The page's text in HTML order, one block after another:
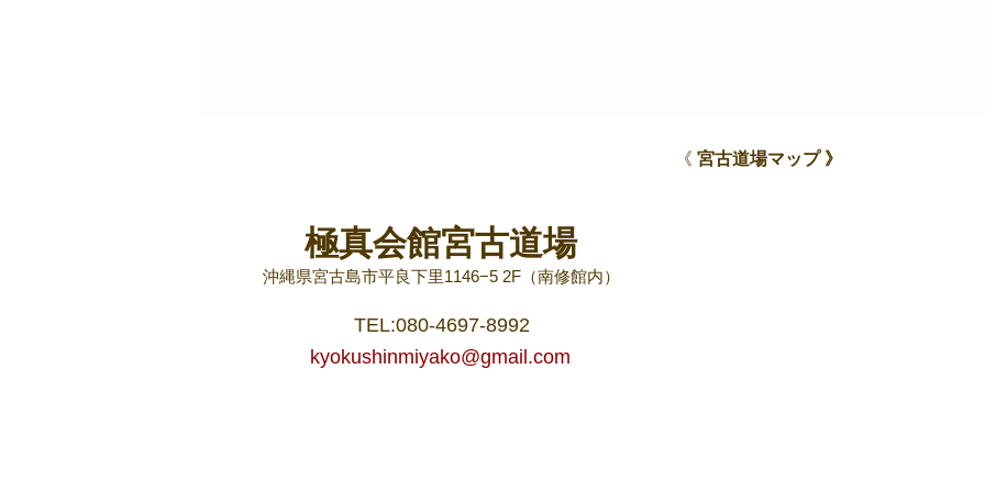
全日本「型」選抜試合
《 宮古道場マップ 》
極真会館宮古道場
沖縄県宮古島市平良下里1146−5 2F（南修館内）
kyokushinmiyako@gmail.com
TEL:080-4697-8992